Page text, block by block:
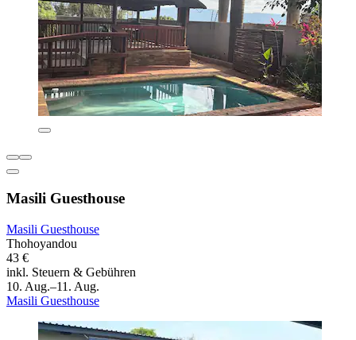
Masili Guesthouse
Masili Guesthouse
Thohoyandou
43 €
inkl. Steuern & Gebühren
10. Aug.–11. Aug.
Masili Guesthouse